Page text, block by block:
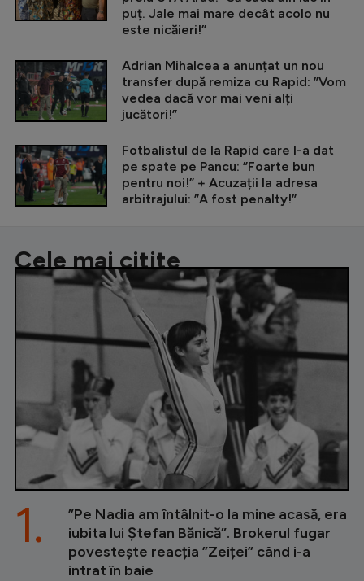
puț. Jale mai mare decât acolo nu
este nicăieri!”
Adrian Mihalcea a anunțat un nou
transfer după remiza cu Rapid: ”Vom
vedea dacă vor mai veni alți
jucători!”
Fotbalistul de la Rapid care l-a dat
pe spate pe Pancu: ”Foarte bun
pentru noi!” + Acuzații la adresa
arbitrajului: ”A fost penalty!”
Cele mai citite
”Pe Nadia am întâlnit-o la mine acasă, era
iubita lui Ștefan Bănică”. Brokerul fugar
povestește reacția ”Zeiței” când i-a
intrat în baie
1.